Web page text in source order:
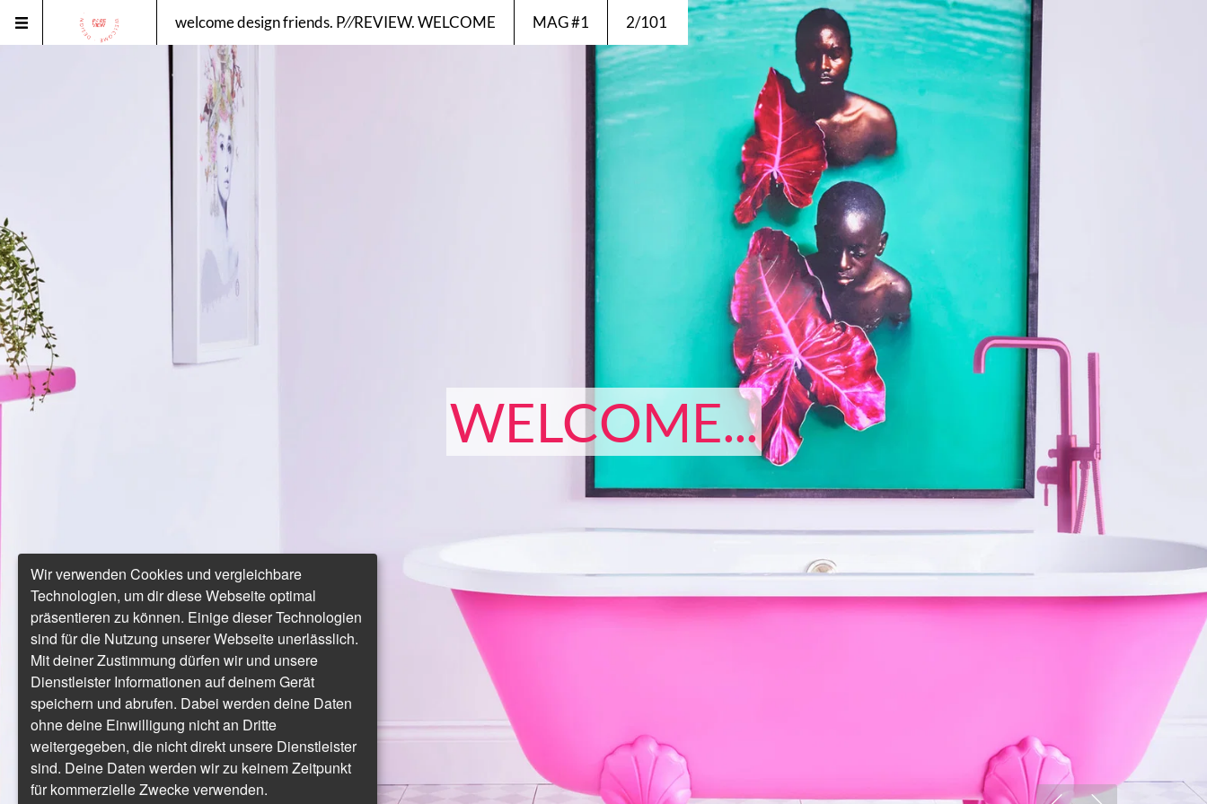
welcome design friends. P⁄⁄REVIEW. WELCOME MAG #1 2/101
WELCOME...
Wir verwenden Cookies und vergleichbare
Technologien, um dir diese Webseite optimal
präsentieren zu können. Einige dieser Technologien
sind für die Nutzung unserer Webseite unerlässlich.
Mit deiner Zustimmung dürfen wir und unsere
Dienstleister Informationen auf deinem Gerät
speichern und abrufen. Dabei werden deine Daten
ohne deine Einwilligung nicht an Dritte
weitergegeben, die nicht direkt unsere Dienstleister
sind. Deine Daten werden wir zu keinem Zeitpunkt
für kommerzielle Zwecke verwenden.